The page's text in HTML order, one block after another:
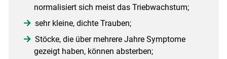
Skip to main content
normalisiert sich meist das Triebwachstum;
sehr kleine, dichte Trauben;
Stöcke, die über mehrere Jahre Symptome
gezeigt haben, können absterben;